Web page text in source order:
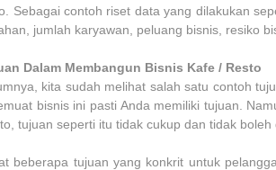
Sebagai contoh riset data yang dilakukan
jumlah karyawan, peluang bisnis, resiko
Dalam Membangun Bisnis Kafe / Resto
kita sudah melihat salah satu contoh
bisnis ini pasti Anda memiliki tujuan.
tujuan seperti itu tidak cukup dan tidak boleh
beberapa tujuan yang konkrit untuk